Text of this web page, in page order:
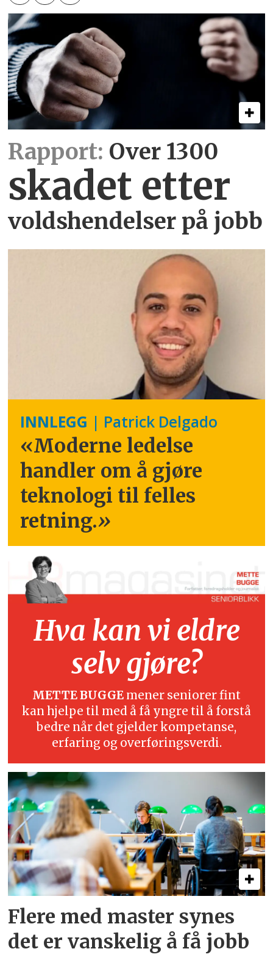
Rapport: Over 1300
skadet etter
voldshendelser på jobb
INNLEGG | Patrick Delgado
«Moderne ledelse
handler om å gjøre
teknologi til felles
retning.»
Hva kan vi eldre
selv gjøre?
METTE BUGGE mener seniorer fint
kan hjelpe til med å få yngre til å forstå
bedre når det gjelder kompetanse,
erfaring og overføringsverdi.
Flere med master synes
det er vanskelig å få jobb